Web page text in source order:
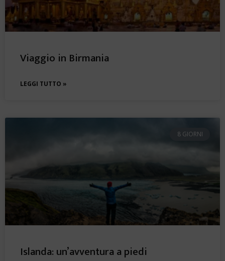
Viaggio in Birmania
LEGGI TUTTO »
8 GIORNI
Islanda: un’avventura a piedi